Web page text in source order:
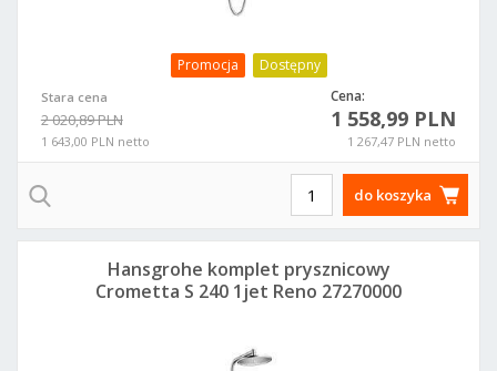
Promocja Dostępny
Stara cena
2 020,89 PLN
1 643,00 PLN netto
Cena:
1 558,99 PLN
1 267,47 PLN netto
do koszyka
Hansgrohe komplet prysznicowy
Crometta S 240 1jet Reno 27270000